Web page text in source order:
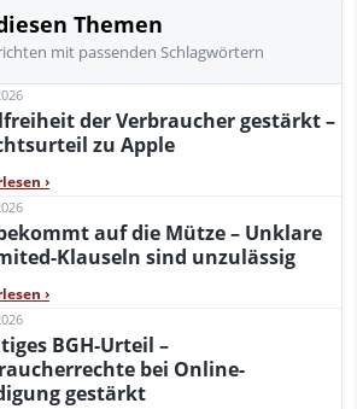
Themen
mit passenden Schlagwörtern
der Verbraucher gestärkt –
zu Apple
›
auf die Mütze – Unklare
Klauseln sind unzulässig
›
BGH-Urteil –
bei Online-
gestärkt